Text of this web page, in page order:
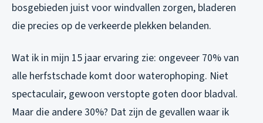
bosgebieden juist voor windvallen zorgen, bladeren
die precies op de verkeerde plekken belanden.
Wat ik in mijn 15 jaar ervaring zie: ongeveer 70% van
alle herfstschade komt door waterophoping. Niet
spectaculair, gewoon verstopte goten door bladval.
Maar die andere 30%? Dat zijn de gevallen waar ik